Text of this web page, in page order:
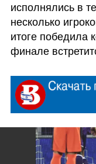
исполнялись в
несколько
итоге победила
финале